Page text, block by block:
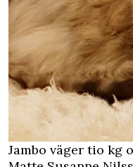
Jambo väger tio kg